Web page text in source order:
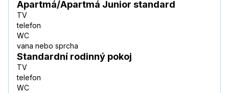
Apartmá/Apartmá Junior standard
TV
telefon
WC
vana nebo sprcha
Standardní rodinný pokoj
TV
telefon
WC